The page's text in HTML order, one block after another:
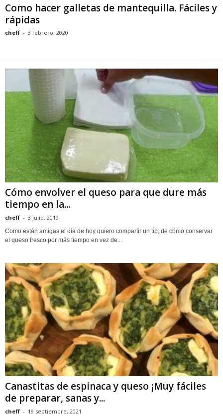
Como hacer galletas de mantequilla. Fáciles y
rápidas
cheff - 3 febrero, 2020
Cómo envolver el queso para que dure más
tiempo en la...
cheff - 3 julio, 2019
Como están amigas el día de hoy quiero compartir un tip, de cómo conservar
el queso fresco por más tiempo en vez de...
Canastitas de espinaca y queso ¡Muy fáciles
de preparar, sanas y...
cheff - 19 septiembre, 2021